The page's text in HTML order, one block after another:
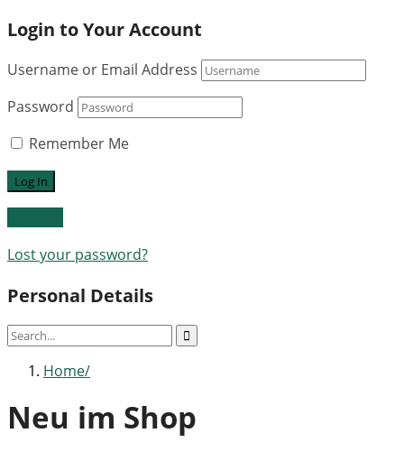
Login to Your Account
Username or Email Address
Password
Remember Me
Lost your password?
Personal Details
Home
Neu im Shop